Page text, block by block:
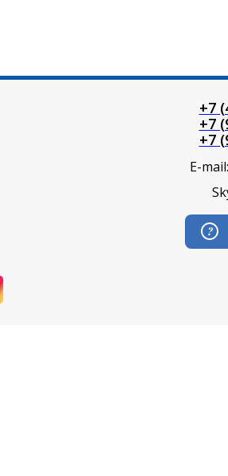
+7
+7
+7
E-